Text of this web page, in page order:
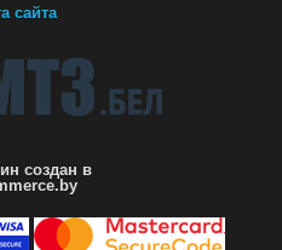
сайта
создан в